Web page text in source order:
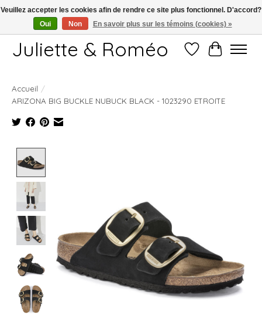
Free shipping starting at 249€
Juliette & Roméo Liste dePanier
Accueil /
ARIZONA BIG BUCKLE NUBUCK BLACK - 1023290 ETROITE
Veuillez accepter les cookies afin de rendre ce site plus fonctionnel. D'accord?
Oui
Non En savoir plus sur les témoins (cookies) »